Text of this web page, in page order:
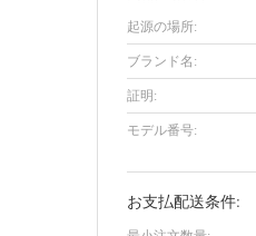
起源の場所:
ブランド名:
証明:
モデル番号:
お支払配送条件: